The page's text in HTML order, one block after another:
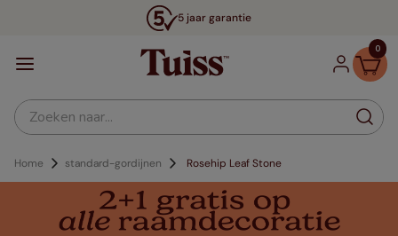
5 jaar garantie
0
Zoeken naar...
Home standard-gordijnen Rosehip Leaf Stone